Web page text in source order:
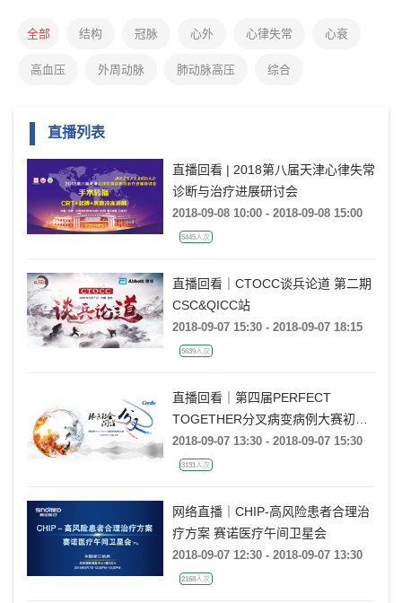
全部 结构 冠脉 心外 心律失常 心衰
高血压 外周动脉 肺动脉高压 综合
直播列表
直播回看 | 2018第八届天津心律失常
诊断与治疗进展研讨会
2018-09-08 10:00 - 2018-09-08 15:00
5445人次
直播回看｜CTOCC谈兵论道 第二期
CSC&QICC站
2018-09-07 15:30 - 2018-09-07 18:15
5639人次
直播回看｜第四届PERFECT
TOGETHER分叉病变病例大赛初赛
第三站
2018-09-07 13:30 - 2018-09-07 15:30
3131人次
网络直播｜CHIP-高风险患者合理治
疗方案 赛诺医疗午间卫星会
2018-09-07 12:30 - 2018-09-07 13:30
2168人次